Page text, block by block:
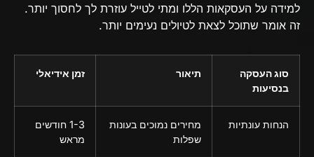
למידה על העסקאות הללו ומתי לטייל עוזרת לך לחסוך יותר.
זה אומר שתוכל לצאת לטיולים נעימים יותר.
סוג העסקה
בנסיעות
תיאור זמן אידיאלי
הנחות עונתיות
מחירים נמוכים בעונות
שפלות
1-3 חודשים
מראש